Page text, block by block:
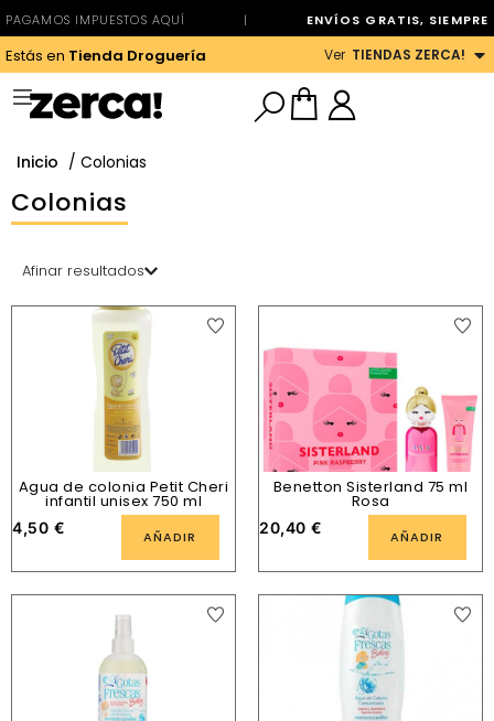
PAGAMOS IMPUESTOS AQUÍ | ENVÍOS GRATIS, SIEMPRE
Estás en Tienda Droguería Ver TIENDAS ZERCA!
Inicio / Colonias
Colonias
Afinar resultados
Agua de colonia Petit Cheri
infantil unisex 750 ml
4,50 € AÑADIR
Benetton Sisterland 75 ml
Rosa
20,40 € AÑADIR